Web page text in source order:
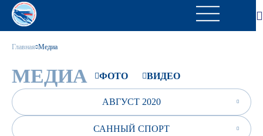
Главная Медиа
МЕДИА ФОТО ВИДЕО
АВГУСТ 2020
САННЫЙ СПОРТ